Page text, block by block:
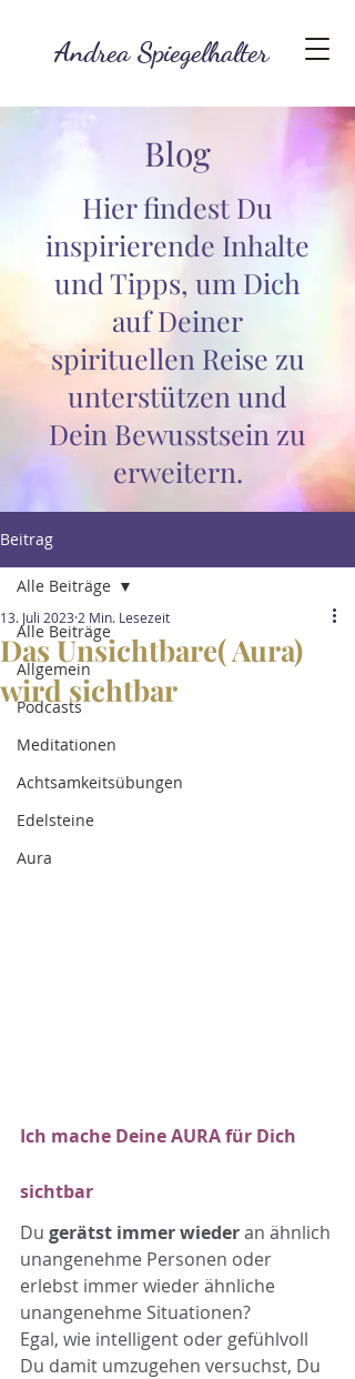
Andrea Spiegelhalter
Blog
Hier findest Du
inspirierende Inhalte
und Tipps, um Dich
auf Deiner
spirituellen Reise zu
unterstützen und
Dein Bewusstsein zu
erweitern.
Beitrag
Alle Beiträge
Allgemein
Podcasts
Meditationen
Achtsamkeitsübungen
Edelsteine
Aura
Alle Beiträge
Das Unsichtbare( Aura)
wird sichtbar
13. Juli 2023 2 Min. Lesezeit
Ich mache Deine AURA für Dich
sichtbar
Du gerätst immer wieder an ähnlich
unangenehme Personen oder
erlebst immer wieder ähnliche
unangenehme Situationen?
Egal, wie intelligent oder gefühlvoll
Du damit umzugehen versuchst, Du